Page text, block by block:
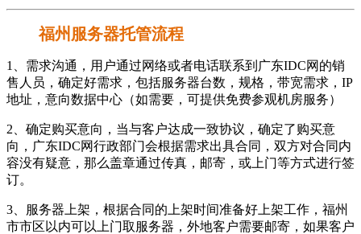
福州服务器托管流程
1、需求沟通，用户通过网络或者电话联系到广东IDC网的销
售人员，确定好需求，包括服务器台数，规格，带宽需求，IP
地址，意向数据中心（如需要，可提供免费参观机房服务）
2、确定购买意向，当与客户达成一致协议，确定了购买意
向，广东IDC网行政部门会根据需求出具合同，双方对合同内
容没有疑意，那么盖章通过传真，邮寄，或上门等方式进行签
订。
3、服务器上架，根据合同的上架时间准备好上架工作，福州
市市区以内可以上门取服务器，外地客户需要邮寄，如果客户